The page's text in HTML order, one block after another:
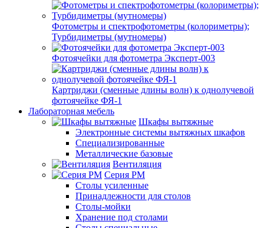
Фотометры и спектрофотометры (колориметры);
Турбидиметры (мутномеры)
Фотоячейки для фотометра Эксперт-003
Картриджи (сменные длины волн) к однолучевой
фотоячейке ФЯ-1
Лабораторная мебель
Шкафы вытяжные
Электронные системы вытяжных шкафов
Специализированные
Металлические базовые
Вентиляция
Серия РМ
Столы усиленные
Принадлежности для столов
Столы-мойки
Хранение под столами